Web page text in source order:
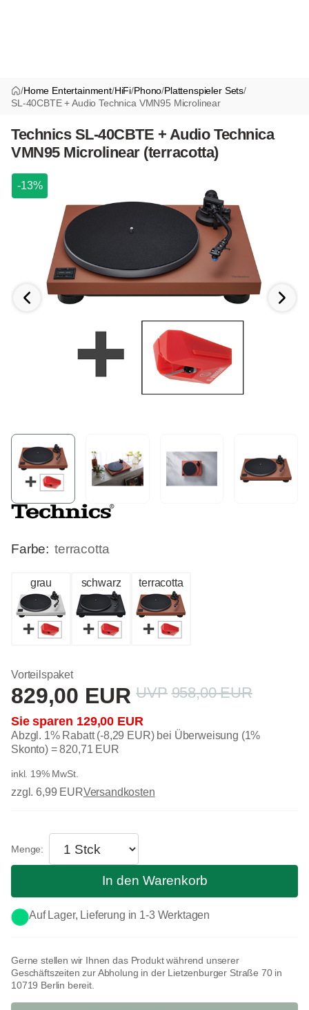
/Home Entertainment/HiFi/Phono/Plattenspieler Sets/
SL-40CBTE + Audio Technica VMN95 Microlinear
Technics SL-40CBTE + Audio Technica
VMN95 Microlinear (terracotta)
-13%
Farbe: terracotta
grau schwarz terracotta
Vorteilspaket
958,00 EUR
129,00 EUR
829,00 EUR
Abzgl. 1% Rabatt (-8,29 EUR) bei Überweisung (1%
Skonto) =820,71 EUR
inkl. 19% MwSt.
zzgl. 6,99 EURVersandkosten
Gerne stellen wir Ihnen das Produkt während unserer
Geschäftszeiten zur Abholung in der Lietzenburger Straße 70 in
10719 Berlin bereit.
Auf Lager, Lieferung in 1-3 Werktagen
In den Warenkorb